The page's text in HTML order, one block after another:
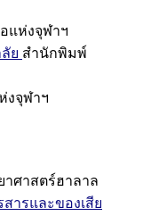
แห่งจุฬาฯ
ย สำนักพิมพ์
งจุฬาฯ
าศาสตร์ฮาลาล
ารและของเสีย